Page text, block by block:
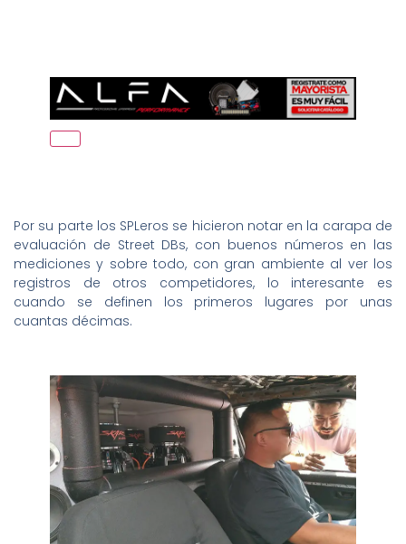
Por su parte los SPLeros se hicieron notar en la carapa de
evaluación de Street DBs, con buenos números en las
mediciones y sobre todo, con gran ambiente al ver los
registros de otros competidores, lo interesante es
cuando se definen los primeros lugares por unas
cuantas décimas.